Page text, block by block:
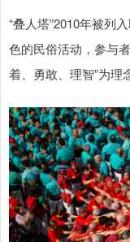
“叠人塔”2010年被列
色的民俗活动，参与
着、勇敢、理智”为理